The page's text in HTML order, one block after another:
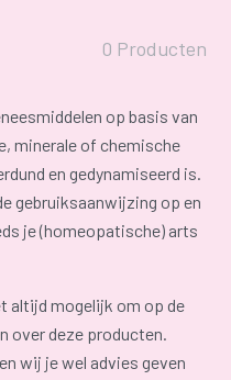
0 Producten
op basis van
minerale of chemische
en gedynamiseerd is.
gebruiksaanwijzing op en
je (homeopatische) arts
altijd mogelijk om op de
over deze producten.
wij je wel advies geven